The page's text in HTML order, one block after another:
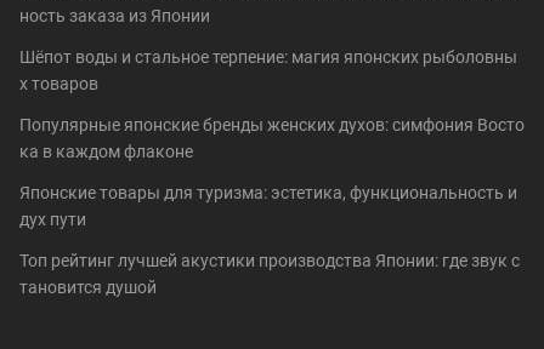
ность заказа из Японии
Шёпот воды и стальное терпение: магия японских рыболовны
х товаров
Популярные японские бренды женских духов: симфония Восто
ка в каждом флаконе
Японские товары для туризма: эстетика, функциональность и
дух пути
Топ рейтинг лучшей акустики производства Японии: где звук с
тановится душой